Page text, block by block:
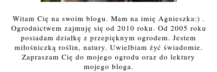
Witam Cię na swoim blogu. Mam na imię Agnieszka:) .
Ogrodnictwem zajmuję się od 2010 roku. Od 2005 roku
posiadam działkę z przepięknym ogrodem. Jestem
miłośniczką roślin, natury. Uwielbiam żyć świadomie.
Zapraszam Cię do mojego ogrodu oraz do lektury
mojego bloga.